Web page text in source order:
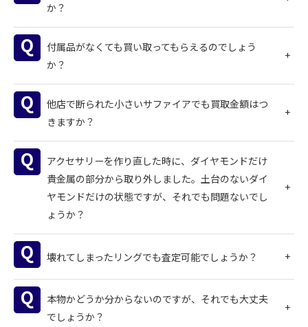
か？
付属品がなくても買い取ってもらえるのでしょう
か？
他店で断られた小さいサファイアでも買取金額はつ
きますか？
アクセサリーを作り直した時に、ダイヤモンドだけ
貴金属の部分から取り外しました。土台のないダイ
ヤモンドだけの状態ですが、それでも問題ないでし
ょうか？
壊れてしまったリングでも査定可能でしょうか？
本物かどうか分からないのですが、それでも大丈夫
でしょうか？